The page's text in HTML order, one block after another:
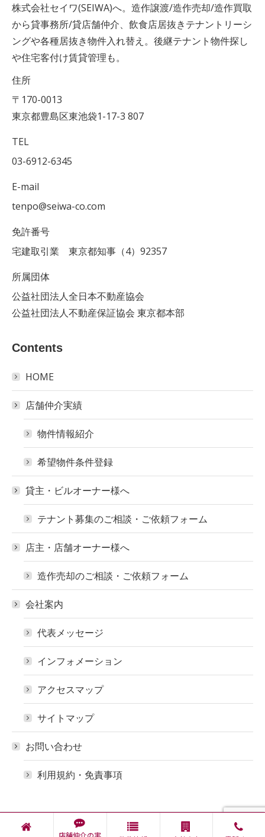
株式会社セイワ(SEIWA)へ。造作譲渡/造作売却/造作買取
から貸事務所/貸店舗仲介、飲食店居抜きテナントリーシ
ングや各種居抜き物件入れ替え。後継テナント物件探し
や住宅客付け賃貸管理も。
住所
〒170-0013
東京都豊島区東池袋1-17-3 807
TEL
03-6912-6345
E-mail
tenpo@seiwa-co.com
免許番号
宅建取引業 東京都知事（4）92357
所属団体
公益社団法人全日本不動産協会
公益社団法人不動産保証協会 東京都本部
Contents
HOME
店舗仲介実績
物件情報紹介
希望物件条件登録
貸主・ビルオーナー様へ
テナント募集のご相談・ご依頼フォーム
店主・店舗オーナー様へ
造作売却のご相談・ご依頼フォーム
会社案内
代表メッセージ
インフォメーション
アクセスマップ
サイトマップ
お問い合わせ
利用規約・免責事項
© 株式会社 セイワ
店舗仲介の実